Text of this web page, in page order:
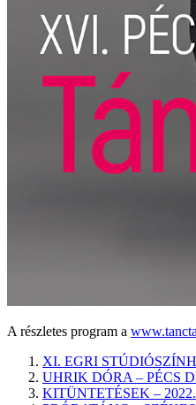
A részletes program a
XI. EGRI
UHRIK DÓRA – PÉCS
KITÜNTETÉSEK –